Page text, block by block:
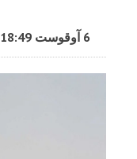
6 آوقوست 18:49